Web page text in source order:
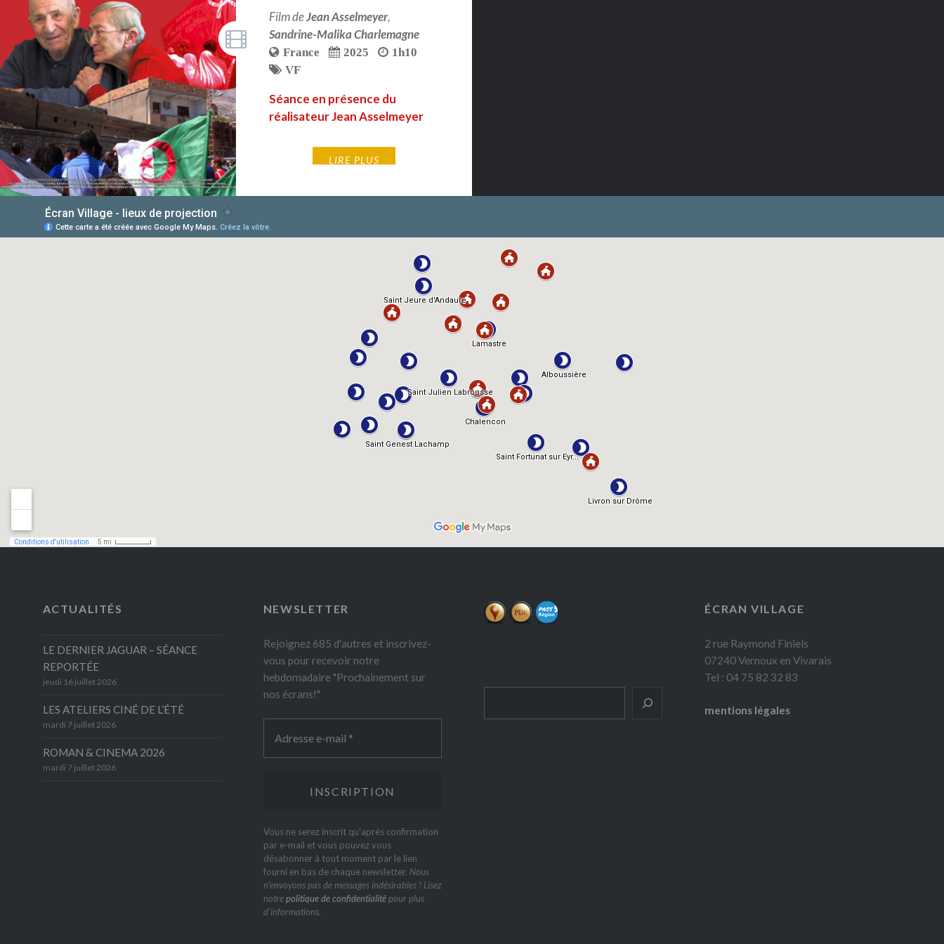
Film deJean Asselmeyer,
Sandrine-Malika Charlemagne
France 2025
1h10
VF
Séance en présence du
réalisateur Jean Asselmeyer
LIRE PLUS
ACTUALITÉS
LE DERNIER JAGUAR – SÉANCE
REPORTÉE
jeudi 16 juillet 2026
LES ATELIERS CINÉ DE L’ÉTÉ
mardi 7 juillet 2026
ROMAN & CINEMA 2026
mardi 7 juillet 2026
NEWSLETTER
Rejoignez 685 d'autres et inscrivez-
vous pour recevoir notre
hebdomadaire "Prochainement sur
nos écrans!"
Vous ne serez inscrit qu'après confirmation
par e-mail et vous pouvez vous
désabonner à tout moment par le lien
fourni en bas de chaque newsletter. Nous
n’envoyons pas de messages indésirables ! Lisez
notrepolitique de confidentialitépour plus
d’informations.
ÉCRAN VILLAGE
2 rue Raymond Finiels
07240 Vernoux en Vivarais
Tel : 04 75 82 32 83
mentions légales